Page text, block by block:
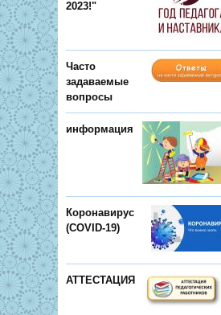
2023!"
Часто
задаваемые
вопросы
информация
Коронавирус
(COVID-19)
АТТЕСТАЦИЯ